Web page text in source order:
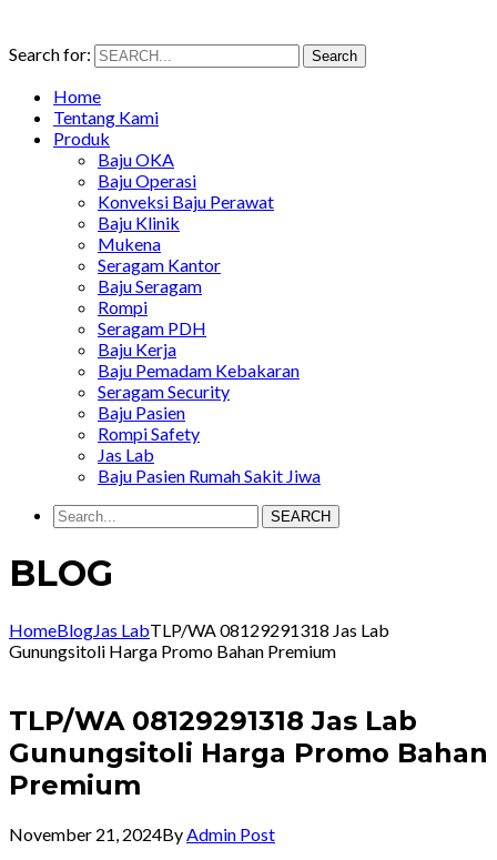
Search for: Search
Home
Tentang Kami
Produk
Baju OKA
Baju Operasi
Konveksi Baju Perawat
Baju Klinik
Mukena
Seragam Kantor
Baju Seragam
Rompi
Seragam PDH
Baju Kerja
Baju Pemadam Kebakaran
Seragam Security
Baju Pasien
Rompi Safety
Jas Lab
Baju Pasien Rumah Sakit Jiwa
SEARCH
BLOG
HomeBlogJas LabTLP/WA 08129291318 Jas Lab
Gunungsitoli Harga Promo Bahan Premium
TLP/WA 08129291318 Jas Lab
Gunungsitoli Harga Promo Bahan
Premium
November 21, 2024By Admin Post